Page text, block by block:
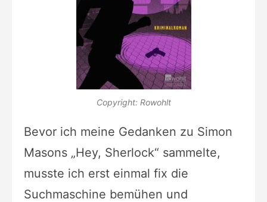
Copyright: Rowohlt
Bevor ich meine Gedanken zu Simon
Masons „Hey, Sherlock“ sammelte,
musste ich erst einmal fix die
Suchmaschine bemühen und